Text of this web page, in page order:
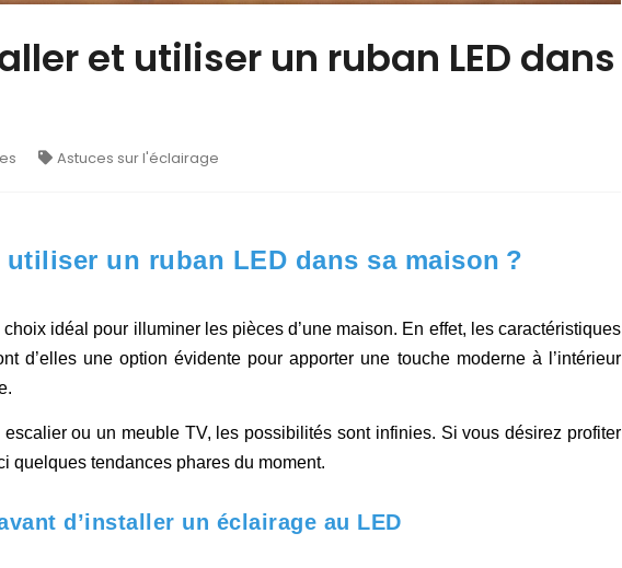
et utiliser un ruban LED dans
Astuces sur l'éclairage
un ruban LED dans sa maison ?
choix idéal pour illuminer les pièces d’une maison. En effet, les caractéristiques
d’elles une option évidente pour apporter une touche moderne à l’intérieur
ou un meuble TV, les possibilités sont infinies. Si vous désirez profiter
quelques tendances phares du moment.
d’installer un éclairage au LED